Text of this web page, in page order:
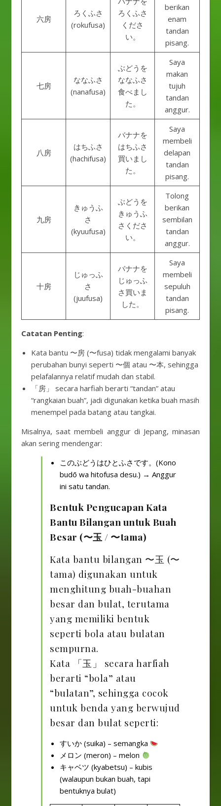
六房
ろくふさ
(rokufusa)
ろくふさ
くださ
い。
berikan
enam
tandan
pisang.
七房
ななふさ
(nanafusa)
ぶどうを
ななふさ
食べまし
た。
Saya
makan
tujuh
tandan
anggur.
八房
はちふさ
(hachifusa)
バナナを
はちふさ
買いまし
た。
Saya
membeli
delapan
tandan
pisang.
九房
きゅうふ
さ
(kyuufusa)
ぶどうを
きゅうふ
さくださ
い。
Tolong
berikan
sembilan
tandan
anggur.
十房
じゅっふ
さ
(juufusa)
バナナを
じゅっふ
さ買いま
した。
Saya
membeli
sepuluh
tandan
pisang.
Catatan Penting:
Kata bantu 〜房 (〜fusa) tidak mengalami banyak
perubahan bunyi seperti 〜個 atau 〜本, sehingga
pelafalannya relatif mudah dan stabil.
「房」 secara harfiah berarti “tandan” atau
“rangkaian buah”, jadi digunakan ketika buah masih
menempel pada batang atau tangkai.
Misalnya, saat membeli anggur di Jepang, minasan
akan sering mendengar:
このぶどうはひとふさです。(Kono
budō wa hitofusa desu.) → Anggur
ini satu tandan.
Bentuk Pengucapan Kata
Bantu Bilangan untuk Buah
Besar (〜玉 / 〜tama)
Kata bantu bilangan 〜玉 (〜
tama) digunakan untuk
menghitung buah-buahan
besar dan bulat, terutama
yang memiliki bentuk
seperti bola atau bulatan
sempurna.
Kata 「玉」 secara harfiah
berarti “bola” atau
“bulatan”, sehingga cocok
untuk benda yang berwujud
besar dan bulat seperti:
すいか (suika) – semangka
メロン (meron) – melon
キャベツ (kyabetsu) – kubis
(walaupun bukan buah, tapi
bentuknya bulat)